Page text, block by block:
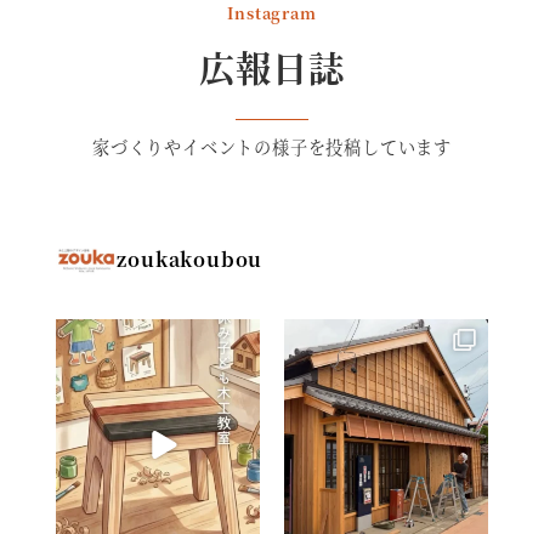
Instagram
広報日誌
家づくりやイベントの様子を投稿しています
zoukakoubou